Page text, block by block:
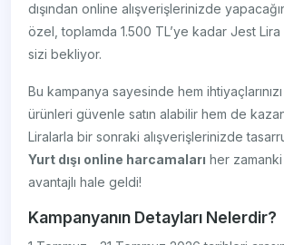
dışından online alışverişlerinizde
özel, toplamda 1.500 TL’ye kadar Jest Lira
sizi bekliyor.
Bu kampanya sayesinde hem
ürünleri güvenle satın alabilir hem de
Liralarla bir sonraki alışverişlerinizde
Yurt dışı online harcamaları her
avantajlı hale geldi!
Kampanyanın Detayları Nelerdir?